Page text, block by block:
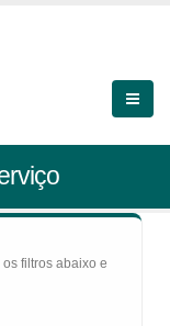
filtros abaixo e